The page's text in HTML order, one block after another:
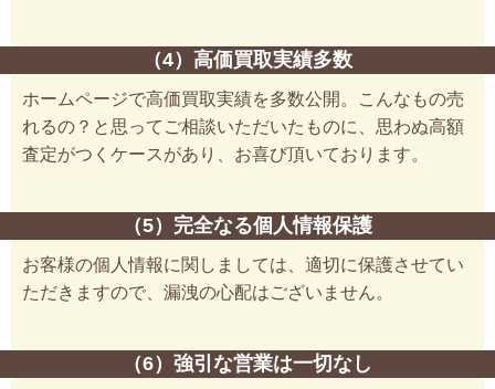
（4）高価買取実績多数
ホームページで高価買取実績を多数公開。こんなもの売
れるの？と思ってご相談いただいたものに、思わぬ高額
査定がつくケースがあり、お喜び頂いております。
（5）完全なる個人情報保護
お客様の個人情報に関しましては、適切に保護させてい
ただきますので、漏洩の心配はございません。
（6）強引な営業は一切なし